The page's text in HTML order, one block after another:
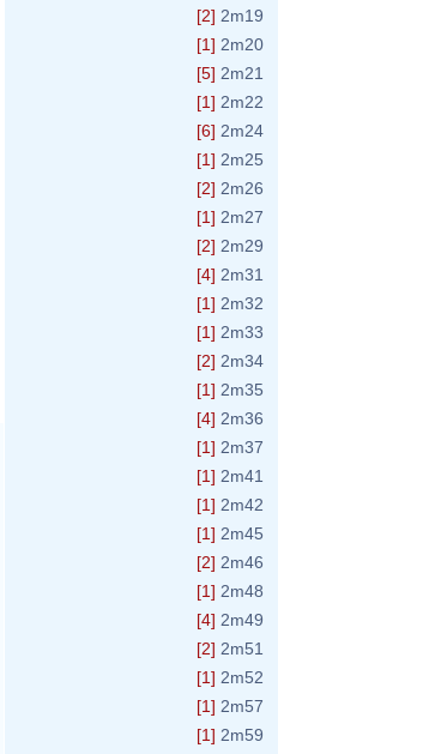
[2] 2m19
[1] 2m20
[5] 2m21
[1] 2m22
[6] 2m24
[1] 2m25
[2] 2m26
[1] 2m27
[2] 2m29
[4] 2m31
[1] 2m32
[1] 2m33
[2] 2m34
[1] 2m35
[4] 2m36
[1] 2m37
[1] 2m41
[1] 2m42
[1] 2m45
[2] 2m46
[1] 2m48
[4] 2m49
[2] 2m51
[1] 2m52
[1] 2m57
[1] 2m59